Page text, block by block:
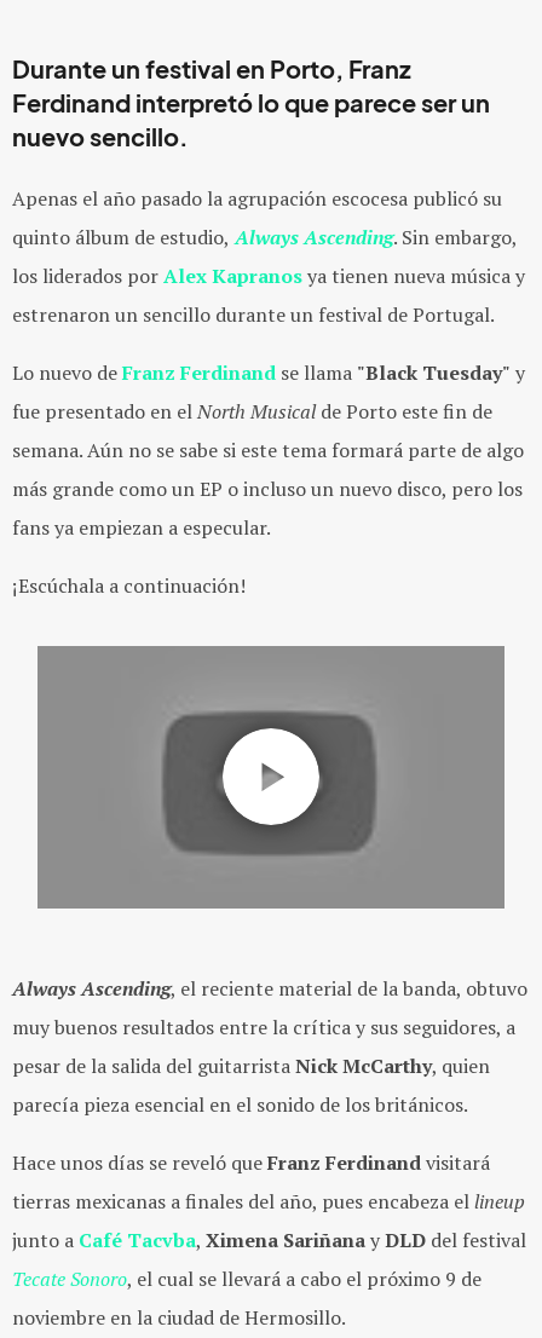
Durante un festival en Porto, Franz
Ferdinand interpretó lo que parece ser un
nuevo sencillo.
Apenas el año pasado la agrupación escocesa publicó su
quinto álbum de estudio, Always Ascending. Sin embargo,
los liderados porAlex Kapranosya tienen nueva música y
estrenaron un sencillo durante un festival de Portugal.
Lo nuevo deFranz Ferdinand se llama "Black Tuesday" y
fue presentado en elNorth Musicalde Porto este fin de
semana. Aún no se sabe si este tema formará parte de algo
más grande como un EP o incluso un nuevo disco, pero los
fans ya empiezan a especular.
¡Escúchala a continuación!
Always Ascending, el reciente material de la banda, obtuvo
muy buenos resultados entre la crítica y sus seguidores, a
pesar de la salida del guitarristaNick McCarthy, quien
parecía pieza esencial en el sonido de los británicos.
Hace unos días se reveló queFranz Ferdinandvisitará
tierras mexicanas a finales del año, pues encabeza ellineup
junto a Café Tacvba, Ximena SariñanayDLD del festival
Tecate Sonoro, el cual se llevará a cabo el próximo 9 de
noviembre en la ciudad de Hermosillo.